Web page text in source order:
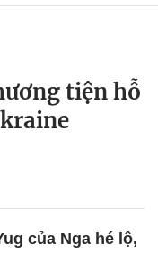
tiện hỗ
của Nga hé lộ,